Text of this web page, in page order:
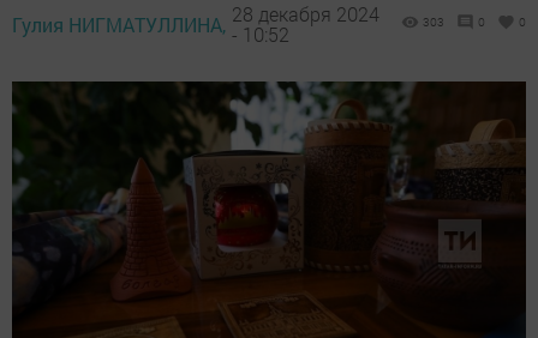
Гулия НИГМАТУЛЛИНА, 28 декабря 2024
- 10:52
303 0 0